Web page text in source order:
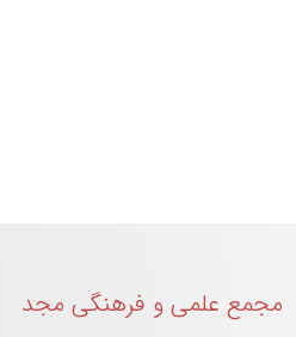
مجمع علمی و فرهنگی مجد